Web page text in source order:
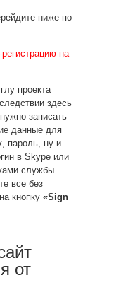
ниже по
на
проекта
здесь
записать
данные для
пароль, ну и
в Skype или
службы
все без
кнопку «Sign
от